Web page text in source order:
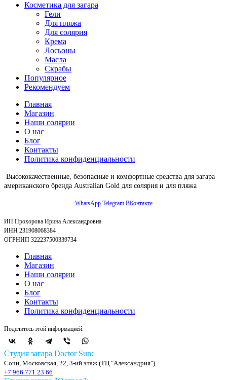
Косметика для загара
Гели
Для пляжа
Для солярия
Крема
Лосьоны
Масла
Скрабы
Популярное
Рекомендуем
Главная
Магазин
Наши солярии
О нас
Блог
Контакты
Политика конфиденциальности
Высококачественные, безопасные и комфортные средства для загара
американского бренда Australian Gold для солярия и для пляжа
WhatsApp Telegram ВКонтакте
ИП Прохорова Ирина Александровна
ИНН 231908068384
ОГРНИП 322237500339734
Главная
Магазин
Наши солярии
О нас
Блог
Контакты
Политика конфиденциальности
Поделитесь этой информацией:
Студия загара Doctor Sun:
Сочи, Московская, 22, 3-ий этаж (ТЦ "Александрия")
+7 966 771 23 66